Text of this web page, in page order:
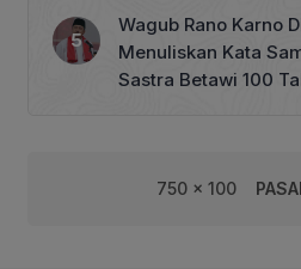
Wagub Rano Karno
Menuliskan Kata
Sastra Betawi 100
750 x 100